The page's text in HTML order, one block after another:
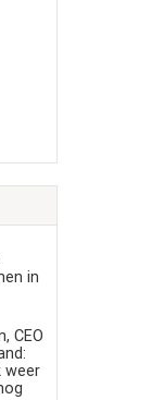
in
CEO
weer